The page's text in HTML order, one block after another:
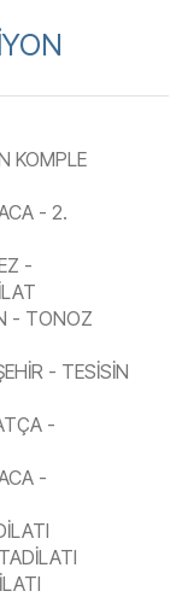
KOMPLE
- 2.
-
- TONOZ
- TESİSİN
-
-